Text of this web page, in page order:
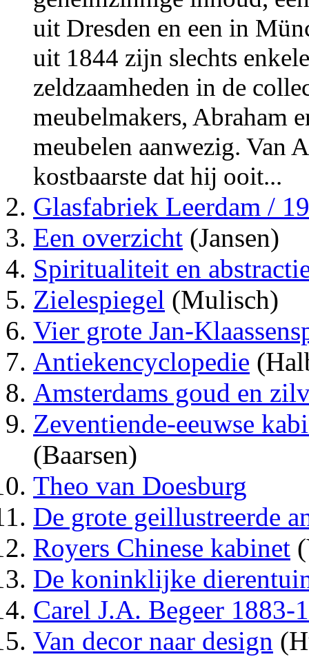
uit Dresden en een in
uit 1844 zijn slechts
zeldzaamheden in de
meubelmakers, Abraham
meubelen aanwezig. Van
kostbaarste dat hij ooit...
Glasfabriek Leerdam /
Een overzicht (Jansen)
Spiritualiteit en
Zielespiegel (Mulisch)
Vier grote Jan-
Antiekencyclopedie
Amsterdams goud en
Zeventiende-eeuwse
(Baarsen)
Theo van Doesburg
De grote geillustreerde
Royers Chinese kabinet
De koninklijke
Carel J.A. Begeer 1883-
Van decor naar design